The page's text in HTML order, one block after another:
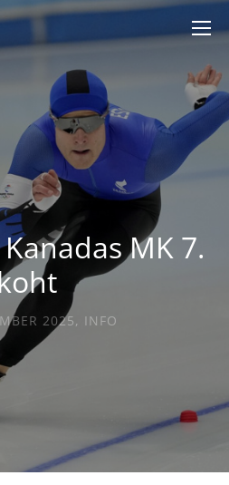
MK 7.
2025, INFO